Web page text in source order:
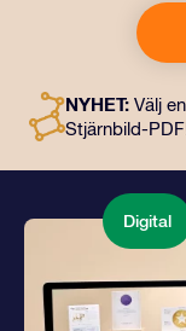
gåva ingår ett
som skickas till
dokument och
NYHET: Välj
Stjärnbild-
Digital